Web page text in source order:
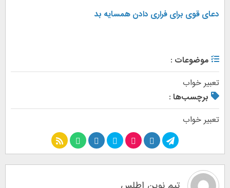
دعای قوی برای فراری دادن همسایه بد
موضوعات :
تعبیر خواب
برچسب‌ها :
تعبیر خواب